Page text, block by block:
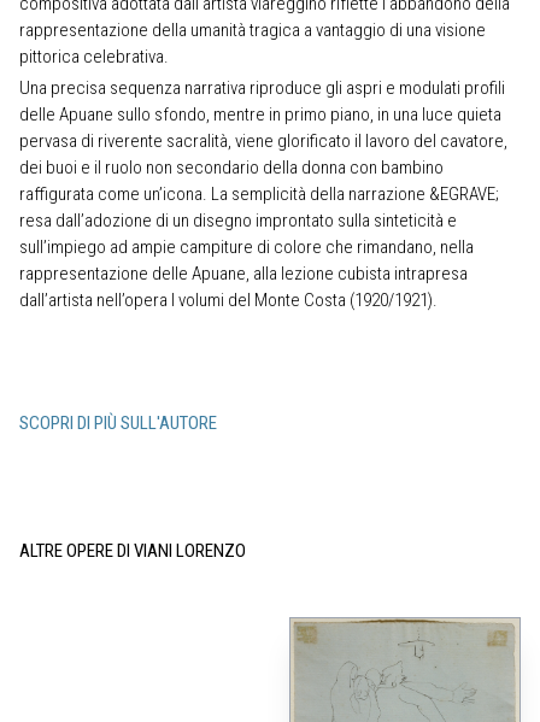
rappresentazione della umanità tragica a vantaggio di una visione
pittorica celebrativa.
Una precisa sequenza narrativa riproduce gli aspri e modulati profili
delle Apuane sullo sfondo, mentre in primo piano, in una luce quieta
pervasa di riverente sacralità, viene glorificato il lavoro del cavatore,
dei buoi e il ruolo non secondario della donna con bambino
raffigurata come un’icona. La semplicità della narrazione &EGRAVE;
resa dall’adozione di un disegno improntato sulla sinteticità e
sull’impiego ad ampie campiture di colore che rimandano, nella
rappresentazione delle Apuane, alla lezione cubista intrapresa
dall’artista nell’opera I volumi del Monte Costa (1920/1921).
SCOPRI DI PIÙ SULL'AUTORE
ALTRE OPERE DI VIANI LORENZO